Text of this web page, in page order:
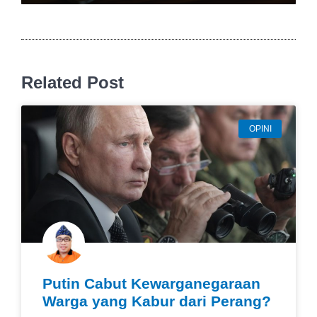
Related Post
OPINI
Putin Cabut Kewarganegaraan
Warga yang Kabur dari Perang?